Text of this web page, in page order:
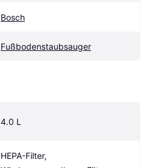
Bosch
Fußbodenstaubsauger
4.0 L
HEPA-Filter,